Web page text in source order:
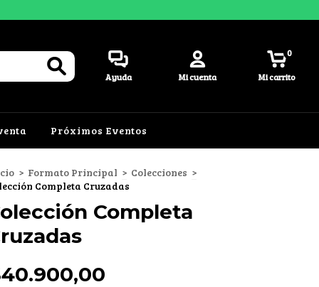
Ayuda Mi cuenta Mi carrito
0
Próximos Eventos
> Formato Principal > Colecciones >
Completa Cruzadas
Completa